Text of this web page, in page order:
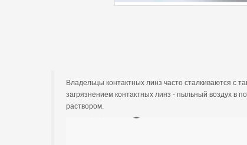
Владельцы контактных линз часто сталкиваются с
загрязнением контактных линз - пыльный воздух в
раствором.